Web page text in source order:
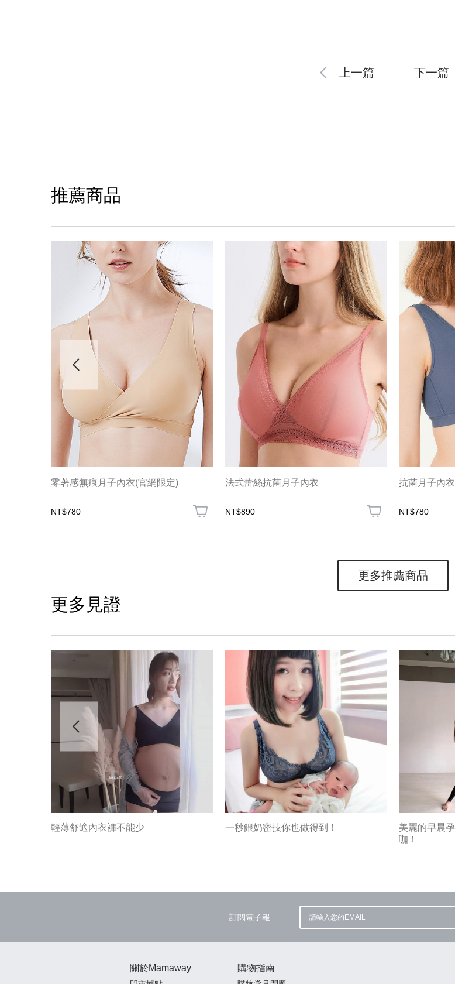
上一篇 下一篇
推薦商品
零著感無痕月子內衣(官網限定)
NT$780
法式蕾絲抗菌月子內衣
NT$890
抗菌月子內衣
NT$780
更多推薦商品
更多見證
輕薄舒適內衣褲不能少 一秒餵奶密技你也做得到！
美麗的早晨
咖！
訂閱電子報
關於Mamaway 購物指南